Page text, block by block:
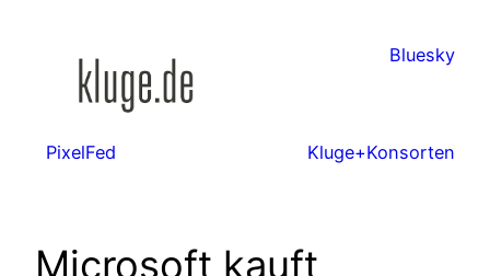
Bluesky
PixelFed Kluge+Konsorten
Microsoft kauft